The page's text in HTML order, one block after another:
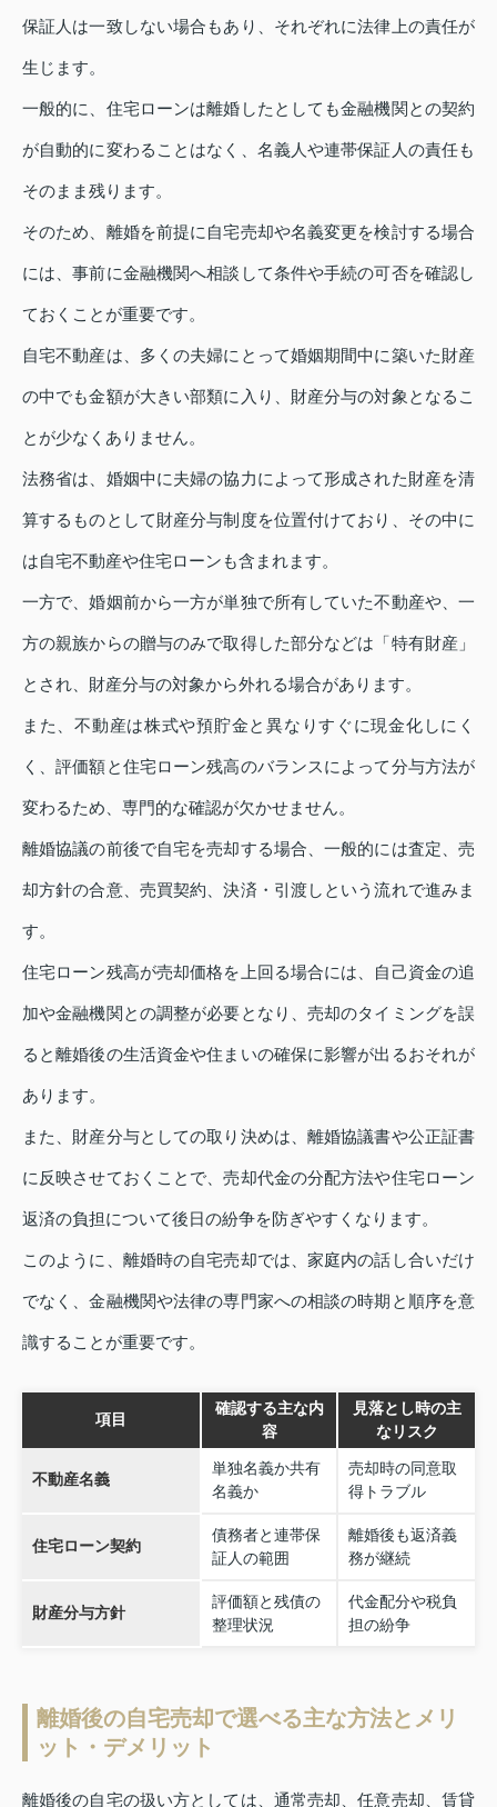
保証人は一致しない場合もあり、それぞれに法律上の責任が
生じます。
一般的に、住宅ローンは離婚したとしても金融機関との契約
が自動的に変わることはなく、名義人や連帯保証人の責任も
そのまま残ります。
そのため、離婚を前提に自宅売却や名義変更を検討する場合
には、事前に金融機関へ相談して条件や手続の可否を確認し
ておくことが重要です。
自宅不動産は、多くの夫婦にとって婚姻期間中に築いた財産
の中でも金額が大きい部類に入り、財産分与の対象となるこ
とが少なくありません。
法務省は、婚姻中に夫婦の協力によって形成された財産を清
算するものとして財産分与制度を位置付けており、その中に
は自宅不動産や住宅ローンも含まれます。
一方で、婚姻前から一方が単独で所有していた不動産や、一
方の親族からの贈与のみで取得した部分などは「特有財産」
とされ、財産分与の対象から外れる場合があります。
また、不動産は株式や預貯金と異なりすぐに現金化しにく
く、評価額と住宅ローン残高のバランスによって分与方法が
変わるため、専門的な確認が欠かせません。
離婚協議の前後で自宅を売却する場合、一般的には査定、売
却方針の合意、売買契約、決済・引渡しという流れで進みま
す。
住宅ローン残高が売却価格を上回る場合には、自己資金の追
加や金融機関との調整が必要となり、売却のタイミングを誤
ると離婚後の生活資金や住まいの確保に影響が出るおそれが
あります。
また、財産分与としての取り決めは、離婚協議書や公正証書
に反映させておくことで、売却代金の分配方法や住宅ローン
返済の負担について後日の紛争を防ぎやすくなります。
このように、離婚時の自宅売却では、家庭内の話し合いだけ
でなく、金融機関や法律の専門家への相談の時期と順序を意
識することが重要です。
項目
確認する主な内
容
見落とし時の主
なリスク
不動産名義
単独名義か共有
名義か
売却時の同意取
得トラブル
住宅ローン契約
債務者と連帯保
証人の範囲
離婚後も返済義
務が継続
財産分与方針
評価額と残債の
整理状況
代金配分や税負
担の紛争
離婚後の自宅売却で選べる主な方法とメリ
ット・デメリット
離婚後の自宅の扱い方としては、通常売却、任意売却、賃貸